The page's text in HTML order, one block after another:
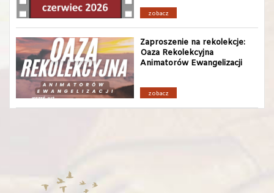
zobacz
Zaproszenie na rekolekcje:
Oaza Rekolekcyjna
Animatorów Ewangelizacji
zobacz